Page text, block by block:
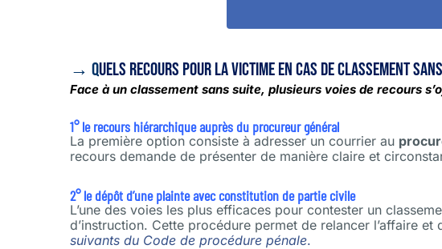
→ Quels recours pour la victime en cas de classement
Face à un classement sans suite, plusieurs voies de recours
1° le recours hiérarchique auprès du procureur général
La première option consiste à adresser un courrier au
recours demande de présenter de manière claire et
2° le dépôt d’une plainte avec constitution de partie civile
L’une des voies les plus efficaces pour contester un
d’instruction. Cette procédure permet de relancer l’affaire
suivants du Code de procédure pénale.